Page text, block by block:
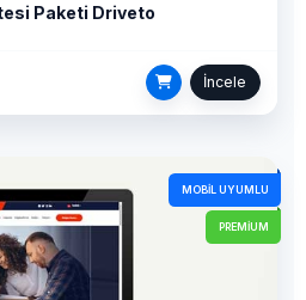
Paketi Driveto
İncele
MOBIL UYUMLU
PREMIUM